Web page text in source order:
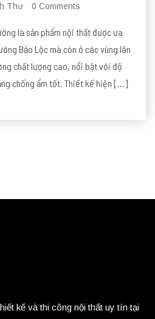
Thư 0 Comments
là sản phẩm nội thất được ưa
Bảo Lộc mà còn ở các vùng lân
chất lượng cao, nổi bật với độ
chống ẩm tốt. Thiết kế hiện […]
kế và thi công nội thất uy tín tại